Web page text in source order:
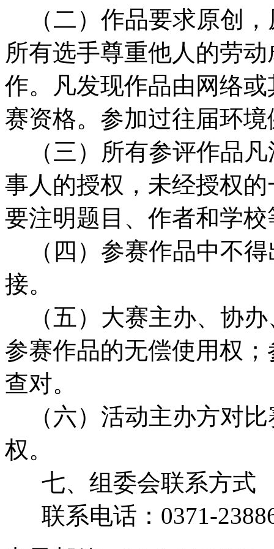
（二）作品要求原创，
所有选手尊重他人的劳
作。凡发现作品由网络
赛资格。参加过往届环
（三）所有参评作品凡
事人的授权，未经授权
要注明题目、作者和学
（四）参赛作品中不得
接。
（五）大赛主办、协办
参赛作品的无偿使用权
查对。
（六）活动主办方对比
权。
七、组委会联系方式
联系电话：0371-